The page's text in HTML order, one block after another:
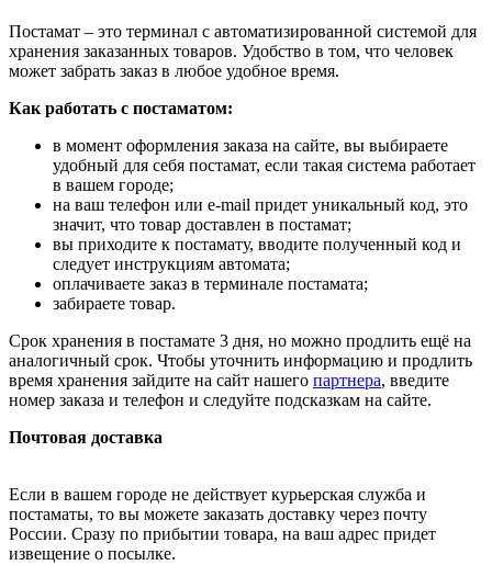
Постамат – это терминал с автоматизированной системой для
хранения заказанных товаров. Удобство в том, что человек
может забрать заказ в любое удобное время.
Как работать с постаматом:
в момент оформления заказа на сайте, вы выбираете
удобный для себя постамат, если такая система работает
в вашем городе;
на ваш телефон или e-mail придет уникальный код, это
значит, что товар доставлен в постамат;
вы приходите к постамату, вводите полученный код и
следует инструкциям автомата;
оплачиваете заказ в терминале постамата;
забираете товар.
Срок хранения в постамате 3 дня, но можно продлить ещё на
аналогичный срок. Чтобы уточнить информацию и продлить
время хранения зайдите на сайт нашего партнера, введите
номер заказа и телефон и следуйте подсказкам на сайте.
Почтовая доставка
Если в вашем городе не действует курьерская служба и
постаматы, то вы можете заказать доставку через почту
России. Сразу по прибытии товара, на ваш адрес придет
извещение о посылке.